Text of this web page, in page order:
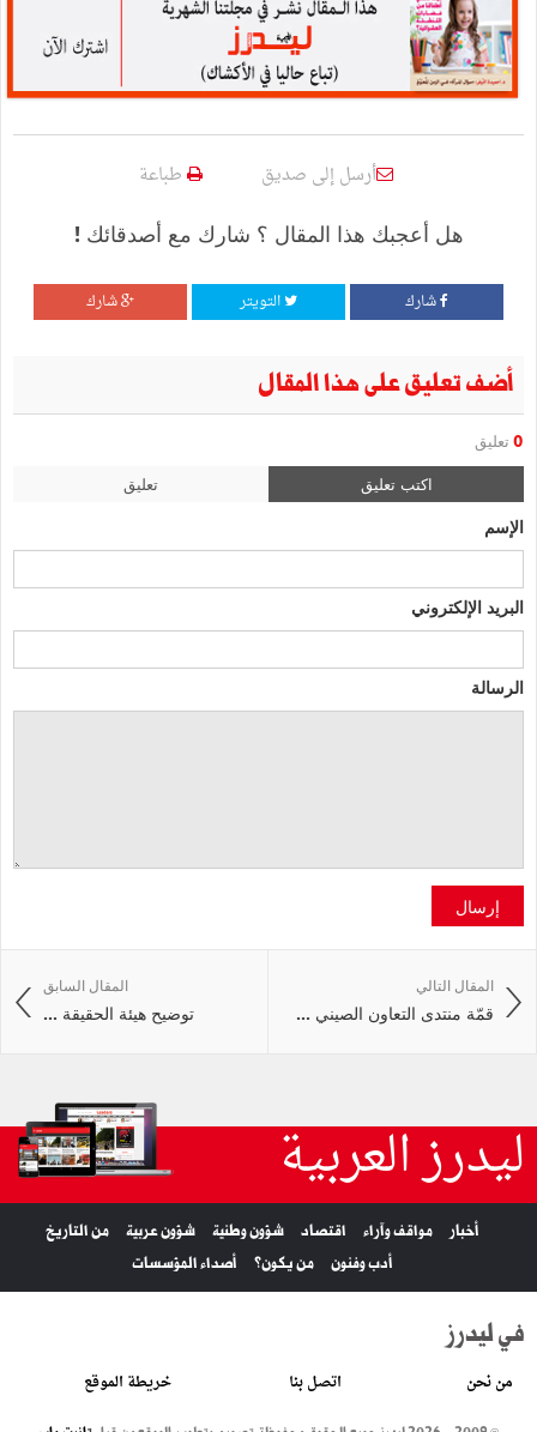
أرسل إلى صديق طباعة
هل أعجبك هذا المقال ؟ شارك مع أصدقائك !
شارك التويتر شارك
أضف تعليق على هذا المقال
0 تعليق
اكتب تعليق تعليق
الإسم
البريد الإلكتروني
الرسالة
إرسال
المقال السابق
توضيح هيئة الحقيقة ...
المقال التالي
قمّة منتدى التعاون الصيني ...
ليدرز العربية
أخبار مواقف وآراء اقتصاد شؤون وطنية شؤون عربية
من التاريخ
أدب وفنون
من يكون؟ أصداء المؤسسات
في ليدرز
من نحن اتصل بنا خريطة الموقع